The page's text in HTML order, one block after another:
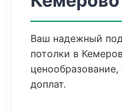
Ваш надежный
потолки в
доплат.